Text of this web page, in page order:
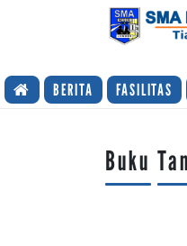
BERITA
FASILITAS
Buku